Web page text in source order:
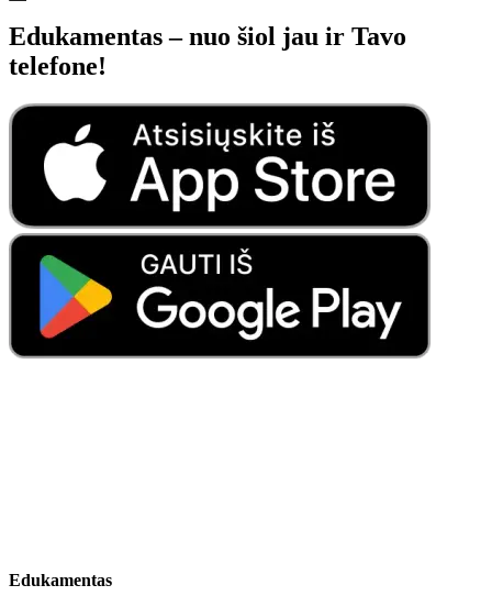
Edukamentas – nuo šiol jau ir Tavo
telefone!
Edukamentas